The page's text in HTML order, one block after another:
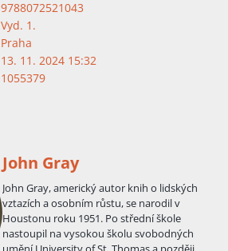
9788072521043
Vyd. 1.
Praha
13. 11. 2024 15:32
1055379
John Gray
John Gray, americký autor knih o lidských
vztazích a osobním růstu, se narodil v
Houstonu roku 1951. Po střední škole
nastoupil na vysokou školu svobodných